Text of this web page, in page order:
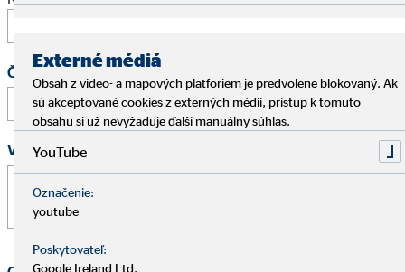
Čas
:
Vaša správa
Externé médiá
Obsah z video- a mapových platforiem je predvolene blokovaný. Ak
sú akceptované cookies z externých médií, prístup k tomuto
obsahu si už nevyžaduje ďalší manuálny súhlas.
YouTube
Označenie:
youtube
Poskytovateľ:
Google Ireland Ltd.